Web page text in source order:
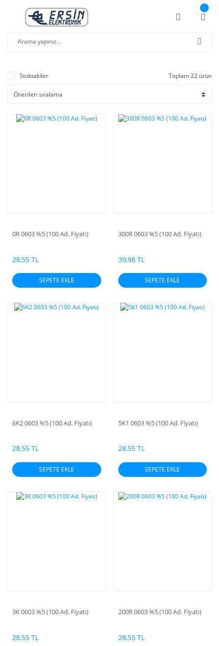
Stoktakiler Toplam 22 ürün
0R 0603 %5 (100 Ad. Fiyatı)
28,55 TL
SEPETE EKLE
300R 0603 %5 (100 Ad. Fiyatı)
39,98 TL
SEPETE EKLE
6K2 0603 %5 (100 Ad. Fiyatı)
28,55 TL
SEPETE EKLE
5K1 0603 %5 (100 Ad. Fiyatı)
28,55 TL
SEPETE EKLE
3K 0603 %5 (100 Ad. Fiyatı)
28,55 TL
200R 0603 %5 (100 Ad. Fiyatı)
28,55 TL